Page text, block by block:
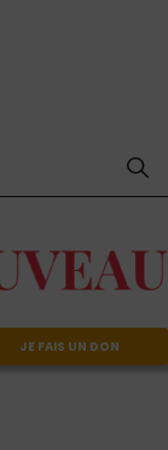
JE FAIS UN DON